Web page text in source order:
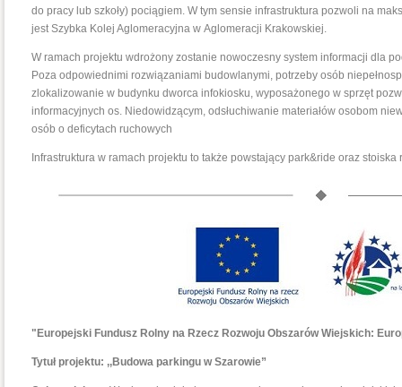
do pracy lub szkoły) pociągiem. W tym sensie infrastruktura pozwoli na
jest Szybka Kolej Aglomeracyjna w Aglomeracji Krakowskiej.
W ramach projektu wdrożony zostanie nowoczesny system informacji dla
Poza odpowiednimi rozwiązaniami budowlanymi, potrzeby osób
zlokalizowanie w budynku dworca infokiosku, wyposażonego w sprzęt
informacyjnych os. Niedowidzącym, odsłuchiwanie materiałów osobom
osób o deficytach ruchowych
Infrastruktura w ramach projektu to także powstający park&ride oraz
"Europejski Fundusz Rolny na Rzecz Rozwoju Obszarów Wiejskich:
Tytuł projektu: ,,Budowa parkingu w Szarowie”